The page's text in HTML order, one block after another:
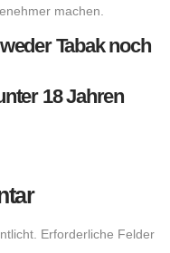
machen.
Tabak noch
18 Jahren
Erforderliche Felder